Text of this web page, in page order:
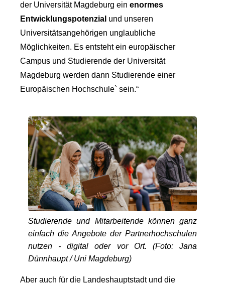
der Universität Magdeburg ein enormes
Entwicklungspotenzial und unseren
Universitätsangehörigen unglaubliche
Möglichkeiten. Es entsteht ein europäischer
Campus und Studierende der Universität
Magdeburg werden dann Studierende einer
Europäischen Hochschule` sein.“
Studierende und Mitarbeitende können ganz
einfach die Angebote der Partnerhochschulen
nutzen - digital oder vor Ort. (Foto: Jana
Dünnhaupt / Uni Magdeburg)
Aber auch für die Landeshauptstadt und die